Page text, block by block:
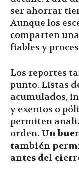
ser ahorrar
Aunque los
comparten
fiables y
Los reportes
punto. Listas
acumulados,
y exentos o
permiten
orden. Un
también
antes del